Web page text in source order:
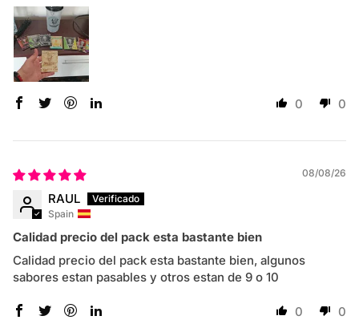
0 0
08/08/26
RAUL
Spain
Calidad precio del pack esta bastante bien
Calidad precio del pack esta bastante bien, algunos
sabores estan pasables y otros estan de 9 o 10
0 0